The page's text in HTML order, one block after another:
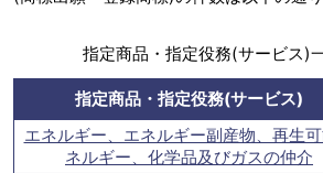
指定商品・指定役務(サービス)
指定商品・指定役務(サービス)
エネルギー、エネルギー副産物、再生
ネルギー、化学品及びガスの仲介